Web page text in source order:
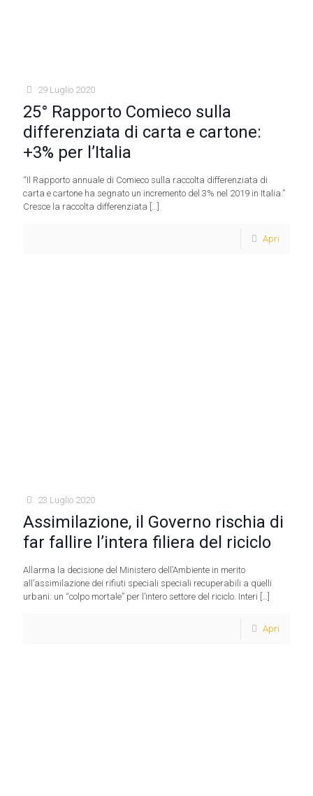
29 Luglio 2020
25° Rapporto Comieco sulla
differenziata di carta e cartone:
+3% per l’Italia
“Il Rapporto annuale di Comieco sulla raccolta differenziata di
carta e cartone ha segnato un incremento del 3% nel 2019 in Italia.”
Cresce la raccolta differenziata […]
Apri
23 Luglio 2020
Assimilazione, il Governo rischia di
far fallire l’intera filiera del riciclo
Allarma la decisione del Ministero dell’Ambiente in merito
all’assimilazione dei rifiuti speciali speciali recuperabili a quelli
urbani: un “colpo mortale” per l’intero settore del riciclo. Interi […]
Apri